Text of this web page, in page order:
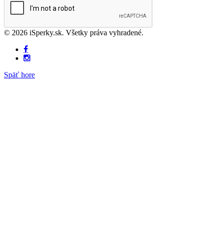
© 2026 iSperky.sk. Všetky práva vyhradené.
Späť hore